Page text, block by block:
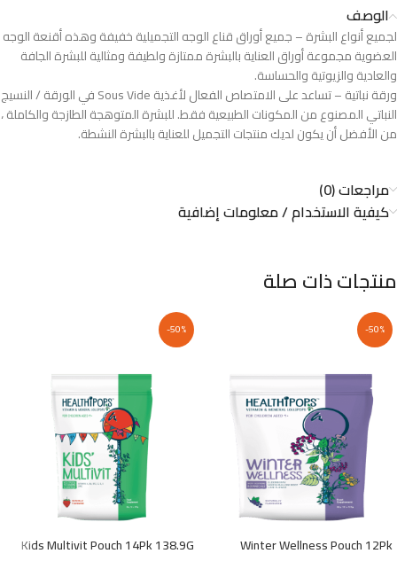
الوصف
لجميع أنواع البشرة – جميع أوراق قناع الوجه التجميلية خفيفة وهذه أقنعة الوجه
العضوية مجموعة أوراق العناية بالبشرة ممتازة ولطيفة ومثالية للبشرة الجافة
والعادية والزيوتية والحساسة.
ورقة نباتية – تساعد على الامتصاص الفعال لأغذية Sous Vide في الورقة / النسيج
النباتي المصنوع من المكونات الطبيعية فقط. للبشرة المتوهجة الطازجة والكاملة ،
من الأفضل أن يكون لديك منتجات التجميل للعناية بالبشرة النشطة.
مراجعات (0)
كيفية الاستخدام / معلومات إضافية
منتجات ذات صلة
-50%
Winter Wellness Pouch 12Pk
-50%
Kids Multivit Pouch 14Pk 138.9G